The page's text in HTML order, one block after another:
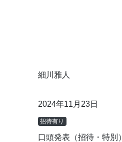
細川雅人
2024年11月23日
招待有り
口頭発表（招待・特別）